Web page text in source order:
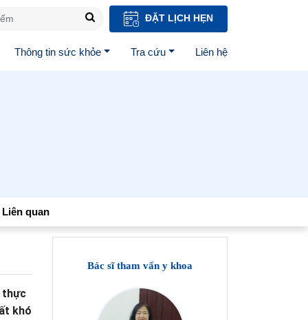
ĐẶT LỊCH HẸN
Thông tin sức khỏe Tra cứu Liên hệ
Liên quan
thực
khó
Bác sĩ tham vấn y khoa